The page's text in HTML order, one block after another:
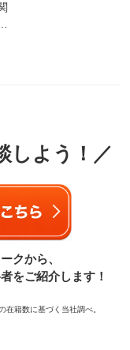
しよう！／
クから、
をご紹介します！
籍数に基づく当社調べ。